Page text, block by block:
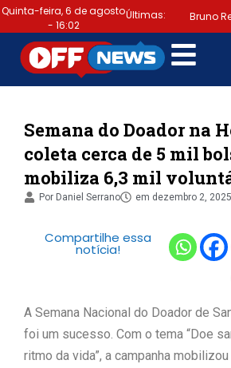
Quinta-feira, 6 de agosto
- 16:02
Últimas: Bruno
escolher
vencer
situação
termina
de
de Lauro
serviço
Semana do Doador na
coleta cerca de 5 mil
mobiliza 6,3 mil
Por Daniel Serrano em dezembro 2, 2025
Compartilhe essa
notícia!
A Semana Nacional do Doador de
foi um sucesso. Com o tema “Doe
ritmo da vida”, a campanha